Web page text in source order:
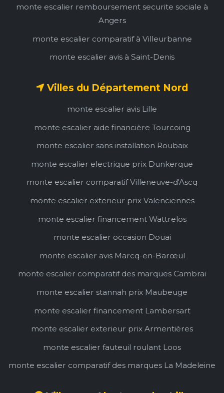
monte escalier remboursement securite sociale à
Angers
monte escalier comparatif à Villeurbanne
monte escalier avis à Saint-Denis
Villes du Département Nord
monte escalier avis Lille
monte escalier aide financière Tourcoing
monte escalier sans installation Roubaix
monte escalier electrique prix Dunkerque
monte escalier comparatif Villeneuve-d'Ascq
monte escalier exterieur prix Valenciennes
monte escalier financement Wattrelos
monte escalier occasion Douai
monte escalier avis Marcq-en-Barœul
monte escalier comparatif des marques Cambrai
monte escalier stannah prix Maubeuge
monte escalier financement Lambersart
monte escalier exterieur prix Armentières
monte escalier fauteuil roulant Loos
monte escalier comparatif des marques La Madeleine